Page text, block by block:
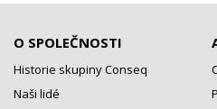
O SPOLEČNOSTI
Historie skupiny Conseq
Naši lidé